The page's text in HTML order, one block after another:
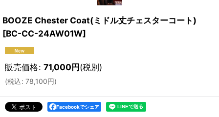
BOOZE Chester Coat(ミドル丈チェスターコート)
[BC-CC-24AW01W]
販売価格: 71,000円(税別)
(税込: 78,100円)
Facebookでシェア